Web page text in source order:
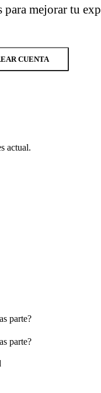
mejorar tu
CUENTA
actual.
parte?
parte?